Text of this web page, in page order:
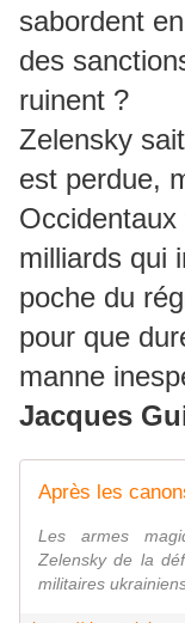
sabordent
des
ruinent ?
Zelensky
est perdue,
milliards qui
poche du
pour que
manne
Jacques
Les armes
Zelensky de la
militaires